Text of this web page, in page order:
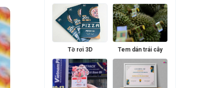
Tờ rơi 3D Tem dán trái cây